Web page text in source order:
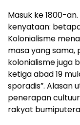
Masuk ke 1800-
kenyataan:
Kolonialisme
masa yang
kolonialisme juga
ketiga abad 19
sporadis”. Alasan
penerapan
rakyat